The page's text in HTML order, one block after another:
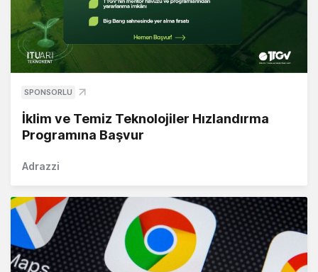
SPONSORLU
İklim ve Temiz Teknolojiler Hızlandırma
Programına Başvur
Adrazzi